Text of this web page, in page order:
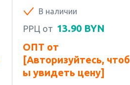
В наличии
РРЦ от 13.90 BYN
ОПТ от
[Авторизуйтесь, чтоб
ы увидеть цену]